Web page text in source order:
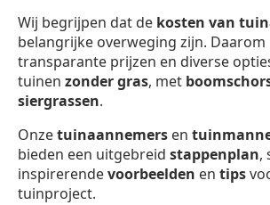
Wij begrijpen dat de kosten van
belangrijke overweging zijn. Daarom
transparante prijzen en diverse
tuinen zonder gras, met
siergrassen.
Onzetuinaannemers en
bieden een uitgebreid stappenplan,
inspirerendevoorbeelden en tips
tuinproject.